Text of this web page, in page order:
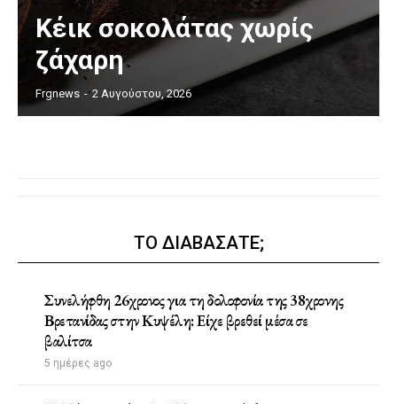
Κέικ σοκολάτας χωρίς
ζάχαρη
Frgnews - 2 Αυγούστου, 2026
ΤΟ ΔΙΑΒΑΣΑΤΕ;
Συνελήφθη 26χρονος για τη δολοφονία της 38χρονης
Βρετανίδας στην Κυψέλη: Είχε βρεθεί μέσα σε
βαλίτσα
5 ημέρες ago